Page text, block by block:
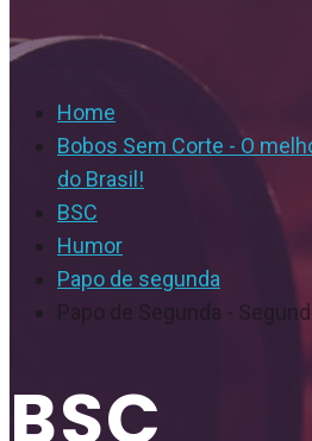
Home
Bobos Sem Corte - O
do Brasil!
BSC
Humor
Papo de segunda
Papo de Segunda -
BSC